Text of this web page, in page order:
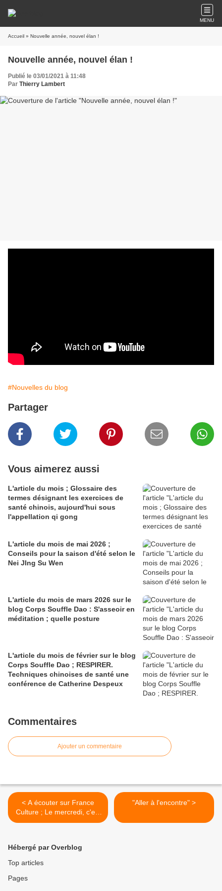
MENU
Accueil » Nouvelle année, nouvel élan !
Nouvelle année, nouvel élan !
Publié le 03/01/2021 à 11:48
Par Thierry Lambert
#Nouvelles du blog
Partager
Vous aimerez aussi
L'article du mois ; Glossaire des
termes désignant les exercices de
santé chinois, aujourd'hui sous
l'appellation qi gong
L'article du mois de mai 2026 ;
Conseils pour la saison d'été selon le
Nei JIng Su Wen
L'article du mois de mars 2026 sur le
blog Corps Souffle Dao : S'asseoir en
méditation ; quelle posture
L'article du mois de février sur le blog
Corps Souffle Dao ; RESPIRER.
Techniques chinoises de santé une
conférence de Catherine Despeux
Commentaires
Ajouter un commentaire
< A écouter sur France
Culture ; Le mercredi, c'est
sushi (une tranche
travers le monde
"Aller à l'encontre" >
Hébergé par Overblog
Top articles
Pages